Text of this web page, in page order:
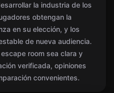
la industria de los
obtengan la
en su elección, y los
de nueva audiencia.
room sea clara y
verificada, opiniones
convenientes.